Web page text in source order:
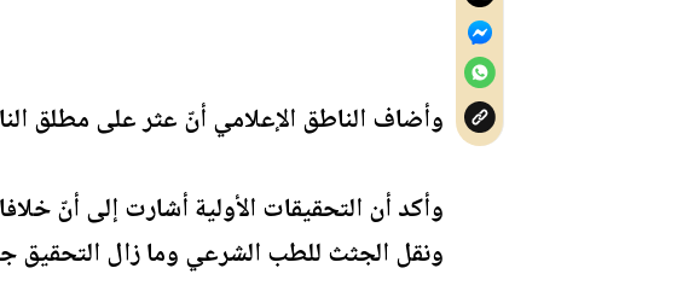
وأضاف الناطق الإعلامي أنّ عثر على مطلق
وأكد أن التحقيقات الأولية أشارت إلى أنّ
ونقل الجثث للطب الشرعي وما زال التحقيق